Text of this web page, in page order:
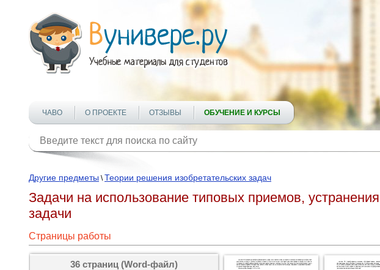
ЧАВО О ПРОЕКТЕ ОТЗЫВЫ ОБУЧЕНИЕ И КУРСЫ
Другие предметы \Теории решения изобретательских задач
Задачи на использование типовых приемов,
задачи
Страницы работы
36 страниц (Word-файл)